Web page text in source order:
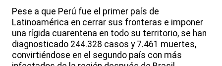
Pese a que Perú fue el primer país de
Latinoamérica en cerrar sus fronteras e imponer
una rígida cuarentena en todo su territorio, se han
diagnosticado 244.328 casos y 7.461 muertes,
convirtiéndose en el segundo país con más